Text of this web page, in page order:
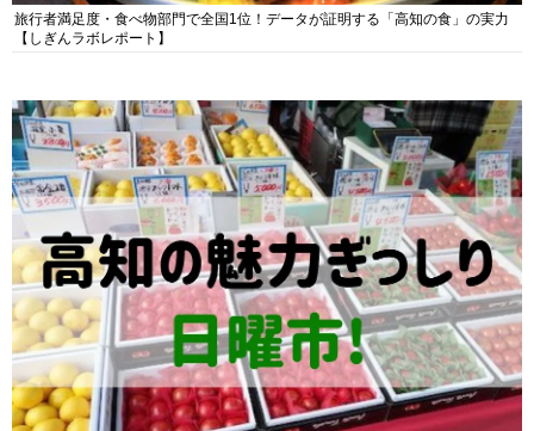
旅行者満足度・食べ物部門で全国1位！データが証明する「高知の食」の実力
【しぎんラボレポート】